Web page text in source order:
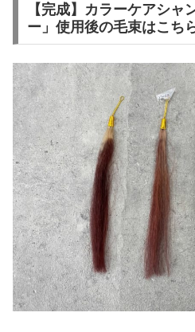
【完成】カラーケアシャ
ー」使用後の毛束はこち